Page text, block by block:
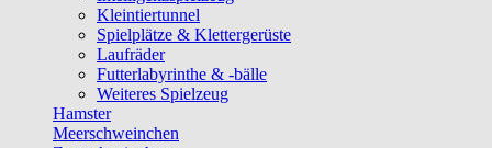
Kleintiertunnel
Spielplätze & Klettergerüste
Laufräder
Futterlabyrinthe & -bälle
Weiteres Spielzeug
Hamster
Meerschweinchen